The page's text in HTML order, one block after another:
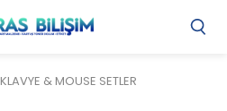
KLAVYE & MOUSE SETLER